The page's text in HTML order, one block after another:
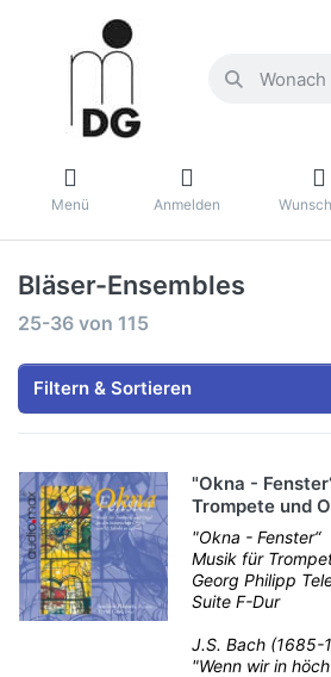
Menü Anmelden
Bläser-Ensembles
25-36 von 115
Filtern & Sortieren
"Okna -
Trompete und
"Okna - Fenster“
Musik für
Georg Philipp
Suite F-Dur
J.S. Bach (1685-
"Wenn wir in